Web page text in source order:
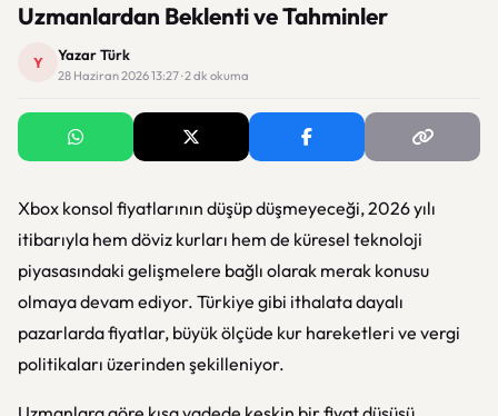
Uzmanlardan Beklenti ve Tahminler
Y Yazar Türk
28 Haziran 2026 13:27 · 2 dk okuma
Xbox konsol fiyatlarının düşüp düşmeyeceği, 2026 yılı
itibarıyla hem döviz kurları hem de küresel teknoloji
piyasasındaki gelişmelere bağlı olarak merak konusu
olmaya devam ediyor. Türkiye gibi ithalata dayalı
pazarlarda fiyatlar, büyük ölçüde kur hareketleri ve vergi
politikaları üzerinden şekilleniyor.